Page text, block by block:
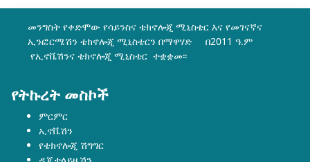
መንግስት የቀድሞው የሳይንስና ቴክኖሎጂ ሚኒስቴር እና የመገናኛና
ኢንፎርሜሽን ቴክኖሎጂ ሚኒስቴርን በማዋሃድ በ2011 ዓ.ም
የኢኖቬሽንና ቴክኖሎጂ ሚኒስቴር ተቋቋመ፡፡
የትኩረት መስኮች
ምርምር
ኢኖቬሽን
የቴክኖሎጂ ሽግግር